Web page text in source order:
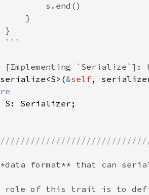
serialize<S>(&self,